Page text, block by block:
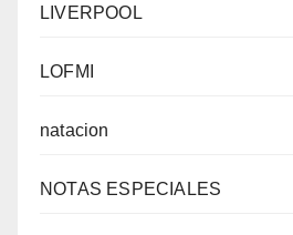
LIVERPOOL
LOFMI
natacion
NOTAS ESPECIALES